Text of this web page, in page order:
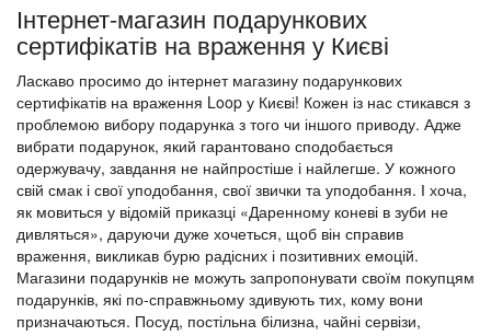
Інтернет-магазин подарункових
сертифікатів на враження у Києві
Ласкаво просимо до інтернет магазину подарункових
сертифікатів на враження Loop у Києві! Кожен із нас стикався з
проблемою вибору подарунка з того чи іншого приводу. Адже
вибрати подарунок, який гарантовано сподобається
одержувачу, завдання не найпростіше і найлегше. У кожного
свій смак і свої уподобання, свої звички та уподобання. І хоча,
як мовиться у відомій приказці «Даренному коневі в зуби не
дивляться», даруючи дуже хочеться, щоб він справив
враження, викликав бурю радісних і позитивних емоцій.
Магазини подарунків не можуть запропонувати своїм покупцям
подарунків, які по-справжньому здивують тих, кому вони
призначаються. Посуд, постільна білизна, чайні сервізи,